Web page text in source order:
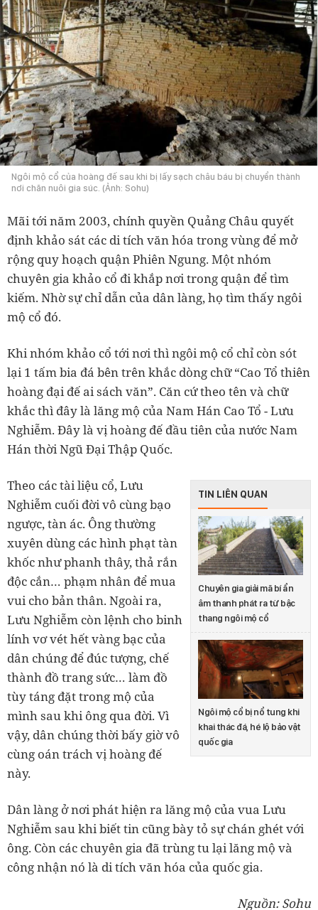
Ngôi mộ cổ của hoàng đế sau khi bị lấy sạch châu báu bị chuyển thành
nơi chăn nuôi gia súc. (Ảnh: Sohu)
Mãi tới năm 2003, chính quyền Quảng Châu quyết
định khảo sát các di tích văn hóa trong vùng để mở
rộng quy hoạch quận Phiên Ngung. Một nhóm
chuyên gia khảo cổ đi khắp nơi trong quận để tìm
kiếm. Nhờ sự chỉ dẫn của dân làng, họ tìm thấy ngôi
mộ cổ đó.
Khi nhóm khảo cổ tới nơi thì ngôi mộ cổ chỉ còn sót
lại 1 tấm bia đá bên trên khắc dòng chữ “Cao Tổ thiên
hoàng đại đế ai sách văn”. Căn cứ theo tên và chữ
khắc thì đây là lăng mộ của Nam Hán Cao Tổ - Lưu
Nghiễm. Đây là vị hoàng đế đầu tiên của nước Nam
Hán thời Ngũ Đại Thập Quốc.
TIN LIÊN QUAN
Chuyên gia giải mã bí ẩn
âm thanh phát ra từ bậc
thang ngôi mộ cổ
Ngôi mộ cổ bị nổ tung khi
khai thác đá, hé lộ bảo vật
quốc gia
Theo các tài liệu cổ, Lưu
Nghiễm cuối đời vô cùng bạo
ngược, tàn ác. Ông thường
xuyên dùng các hình phạt tàn
khốc như phanh thây, thả rắn
độc cắn… phạm nhân để mua
vui cho bản thân. Ngoài ra,
Lưu Nghiễm còn lệnh cho binh
lính vơ vét hết vàng bạc của
dân chúng để đúc tượng, chế
thành đồ trang sức… làm đồ
tùy táng đặt trong mộ của
mình sau khi ông qua đời. Vì
vậy, dân chúng thời bấy giờ vô
cùng oán trách vị hoàng đế
này.
Dân làng ở nơi phát hiện ra lăng mộ của vua Lưu
Nghiễm sau khi biết tin cũng bày tỏ sự chán ghét với
ông. Còn các chuyên gia đã trùng tu lại lăng mộ và
công nhận nó là di tích văn hóa của quốc gia.
Nguồn: Sohu